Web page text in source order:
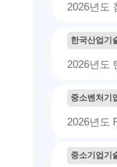
2026년도
한국산업기
2026년도
중소벤처기
2026년도
중소기업기